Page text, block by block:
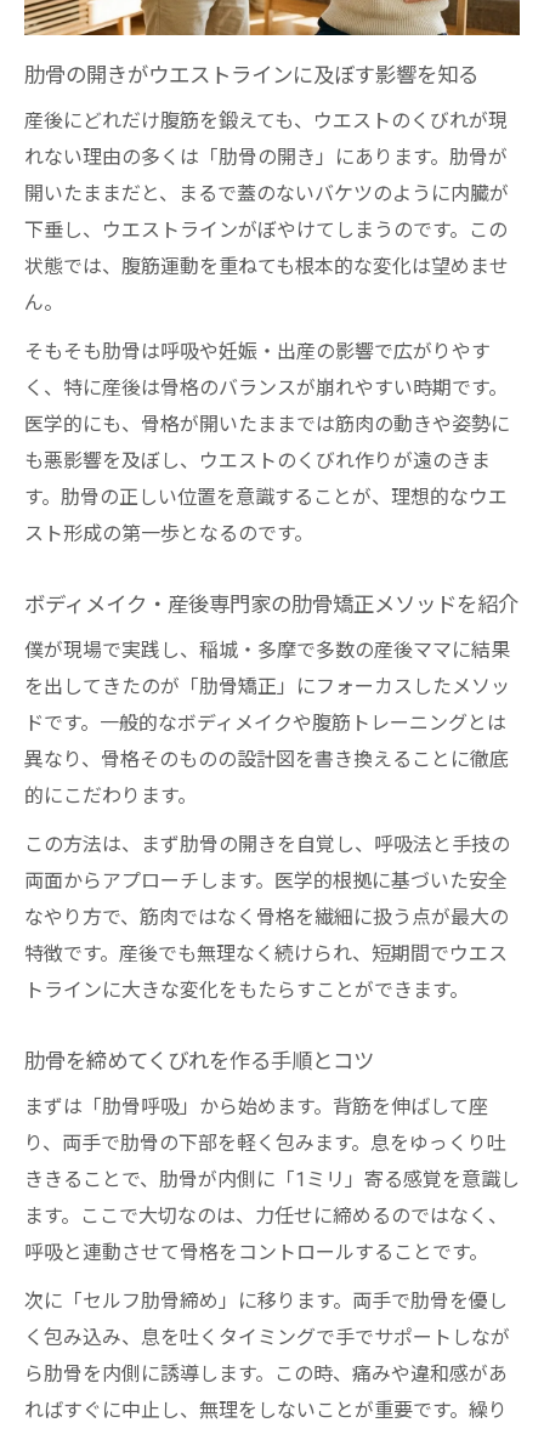
肋骨の開きがウエストラインに及ぼす影響を知る
産後にどれだけ腹筋を鍛えても、ウエストのくびれが現
れない理由の多くは「肋骨の開き」にあります。肋骨が
開いたままだと、まるで蓋のないバケツのように内臓が
下垂し、ウエストラインがぼやけてしまうのです。この
状態では、腹筋運動を重ねても根本的な変化は望めませ
ん。
そもそも肋骨は呼吸や妊娠・出産の影響で広がりやす
く、特に産後は骨格のバランスが崩れやすい時期です。
医学的にも、骨格が開いたままでは筋肉の動きや姿勢に
も悪影響を及ぼし、ウエストのくびれ作りが遠のきま
す。肋骨の正しい位置を意識することが、理想的なウエ
スト形成の第一歩となるのです。
ボディメイク・産後専門家の肋骨矯正メソッドを紹介
僕が現場で実践し、稲城・多摩で多数の産後ママに結果
を出してきたのが「肋骨矯正」にフォーカスしたメソッ
ドです。一般的なボディメイクや腹筋トレーニングとは
異なり、骨格そのものの設計図を書き換えることに徹底
的にこだわります。
この方法は、まず肋骨の開きを自覚し、呼吸法と手技の
両面からアプローチします。医学的根拠に基づいた安全
なやり方で、筋肉ではなく骨格を繊細に扱う点が最大の
特徴です。産後でも無理なく続けられ、短期間でウエス
トラインに大きな変化をもたらすことができます。
肋骨を締めてくびれを作る手順とコツ
まずは「肋骨呼吸」から始めます。背筋を伸ばして座
り、両手で肋骨の下部を軽く包みます。息をゆっくり吐
ききることで、肋骨が内側に「1ミリ」寄る感覚を意識し
ます。ここで大切なのは、力任せに締めるのではなく、
呼吸と連動させて骨格をコントロールすることです。
次に「セルフ肋骨締め」に移ります。両手で肋骨を優し
く包み込み、息を吐くタイミングで手でサポートしなが
ら肋骨を内側に誘導します。この時、痛みや違和感があ
ればすぐに中止し、無理をしないことが重要です。繰り